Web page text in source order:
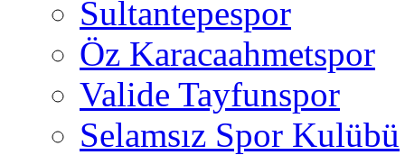
Sultantepespor
Öz Karacaahmetspor
Valide Tayfunspor
Selamsız Spor Kulübü